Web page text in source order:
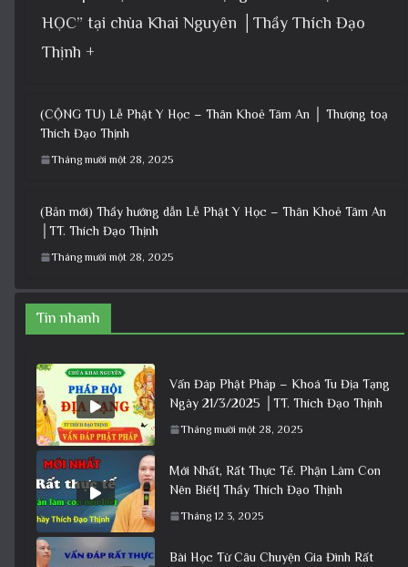
HỌC” tại chùa Khai Nguyên │Thầy Thích Đạo
Thịnh +
(CỘNG TU) Lễ Phật Y Học – Thân Khoẻ Tâm An │ Thượng toạ
Thích Đạo Thịnh
Tháng mười một 28, 2025
(Bản mới) Thầy hướng dẫn Lễ Phật Y Học – Thân Khoẻ Tâm An
│TT. Thích Đạo Thịnh
Tháng mười một 28, 2025
Tin nhanh
Vấn Đáp Phật Pháp – Khoá Tu Địa Tạng
Ngày 21/3/2025 │TT. Thích Đạo Thịnh
Tháng mười một 28, 2025
Mới Nhất, Rất Thực Tế. Phận Làm Con
Nên Biết| Thầy Thích Đạo Thịnh
Tháng 12 3, 2025
Bài Học Từ Câu Chuyện Gia Đình Rất